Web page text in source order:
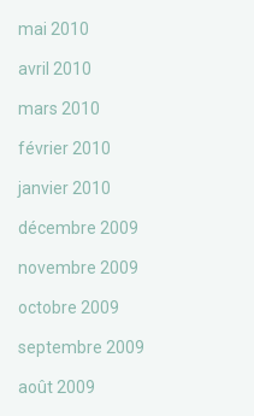
mai 2010
avril 2010
mars 2010
février 2010
janvier 2010
décembre 2009
novembre 2009
octobre 2009
septembre 2009
août 2009